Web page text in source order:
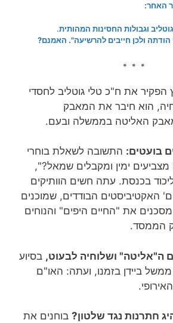
האחר:
וגבולות החסינות המהותית.
הודתה ולכן חייבים להרשיעה". האמנם?
* * *
את ח"כ טלי גוטליב לחסדי
הוא חיבר את המאבק
האליטה בממשלה ובעם.
בועטים: התשובה לשאלת בוחרי
מצביעים ימין ומקבלים שמאל?",
בכנסת. עתה חשים הוותיקים
האקטיביסטים הבודדים, שמוכנים
את "החיים היפים" והנוחים
הממסד.
ה"אליטה" ושלוחיה לבעוט, בסיוע
ביידן בזמנו, ועתה: האו"ם
חתרנות נגד שלטון? בוחנים את